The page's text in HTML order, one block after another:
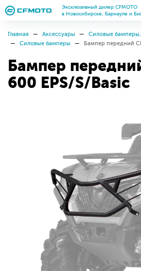
Эксклюзивный дилер CFMOTO
в Новосибирске, Барнауле и
Главная Аксессуары
Силовые
Силовые бамперы
Бампер передний
Бампер
600 EPS/S/Basic